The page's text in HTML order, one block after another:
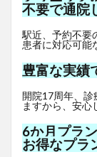
不要で通院
駅近、予約不要
患者に対応可能
豊富な実績
開院17周年、診
ますから、安心
6か月プラ
お得なプラ